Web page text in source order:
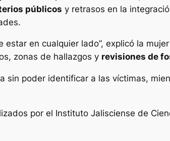
públicos y retrasos en la
en cualquier lado”, explicó la
zonas de hallazgos y revisiones de
sin poder identificar a las víctimas,
por el Instituto Jalisciense de